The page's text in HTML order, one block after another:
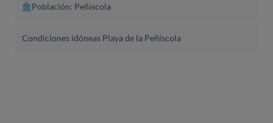
Población: Peñíscola
Condiciones idóneas Playa de la Peñíscola